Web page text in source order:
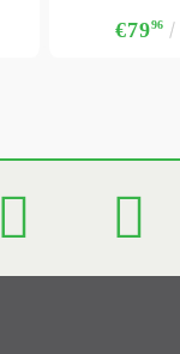
€7996